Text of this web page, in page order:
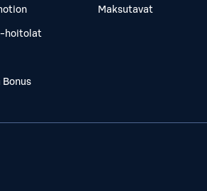
-hoitolat
Maksutavat